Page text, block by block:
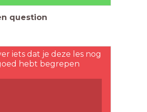
question
iets dat je deze les nog
hebt begrepen